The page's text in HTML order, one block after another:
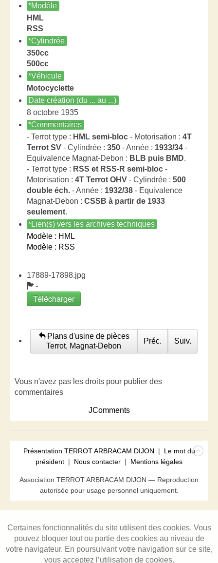
*Modèle
HML
RSS
*Cylindrée
350cc
500cc
*Véhicule
Motocyclette
Date création (du ... au ...)
8 octobre 1935
*Commentaires
- Terrot type : HML semi-bloc - Motorisation : 4T
Terrot SV - Cylindrée : 350 - Année : 1933/34 -
Equivalence Magnat-Debon : BLB puis BMD.
- Terrot type : RSS et RSS-R semi-bloc -
Motorisation : 4T Terrot OHV - Cylindrée : 500
double éch. - Année : 1932/38 - Equivalence
Magnat-Debon : CSSB à partir de 1933
seulement.
*Lien(s) vers les archives techniques
Modèle : HML
Modèle : RSS
17889-17898.jpg
-
Télécharger
Plans d'usine de pièces
Terrot, Magnat-Debon
Préc. Suiv.
Vous n'avez pas les droits pour publier des
commentaires
JComments
Présentation TERROT ARBRACAM DIJON | Le mot du
président | Nous contacter | Mentions légales
Association TERROT ARBRACAM DIJON — Reproduction
autorisée pour usage personnel uniquement.
Certaines fonctionnalités du site utilisent des cookies. Vous
pouvez bloquer tout ou partie des cookies au niveau de
votre navigateur. En poursuivant votre navigation sur ce site,
vous acceptez l’utilisation de cookies.